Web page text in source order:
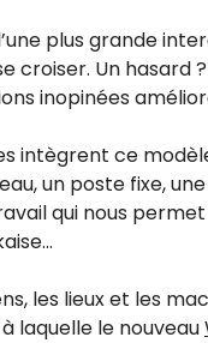
plus grande
Un hasard
inopinées
intègrent ce
un poste fixe,
qui nous
les lieux et les
laquelle le nouveau